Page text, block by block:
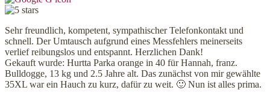
Sehr freundlich, kompetent, sympathischer Telefonkontakt und
schnell. Der Umtausch aufgrund eines Messfehlers meinerseits
verlief reibungslos und entspannt. Herzlichen Dank!
Gekauft wurde: Hurtta Parka orange in 40 für Hannah, franz.
Bulldogge, 13 kg und 2.5 Jahre alt. Das zunächst von mir gewählte
35XL war ein Hauch zu kurz, dafür zu weit. 🙂 Nun ist alles prima.